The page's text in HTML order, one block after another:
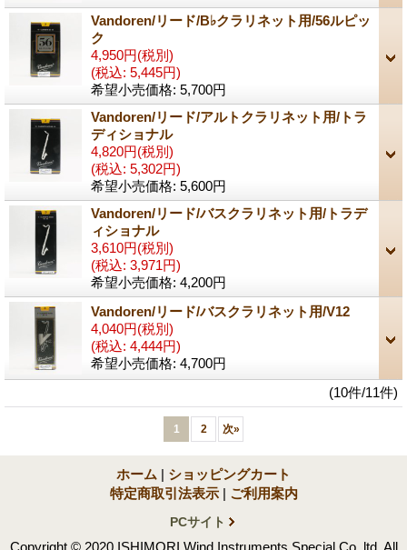
Vandoren/リード/B♭クラリネット用/56ルピッ
ク
4,950円(税別)
(税込: 5,445円)
希望小売価格: 5,700円
Vandoren/リード/アルトクラリネット用/トラ
ディショナル
4,820円(税別)
(税込: 5,302円)
希望小売価格: 5,600円
Vandoren/リード/バスクラリネット用/トラデ
ィショナル
3,610円(税別)
(税込: 3,971円)
希望小売価格: 4,200円
Vandoren/リード/バスクラリネット用/V12
4,040円(税別)
(税込: 4,444円)
希望小売価格: 4,700円
(10件/11件)
1 2 次»
ホーム | ショッピングカート
特定商取引法表示 | ご利用案内
PCサイト
Copyright © 2020 ISHIMORI Wind Instruments Special Co.,ltd. All